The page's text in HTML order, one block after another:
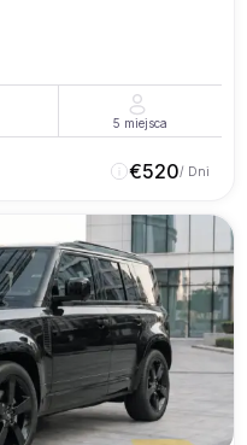
5 miejsca
€520/ Dni